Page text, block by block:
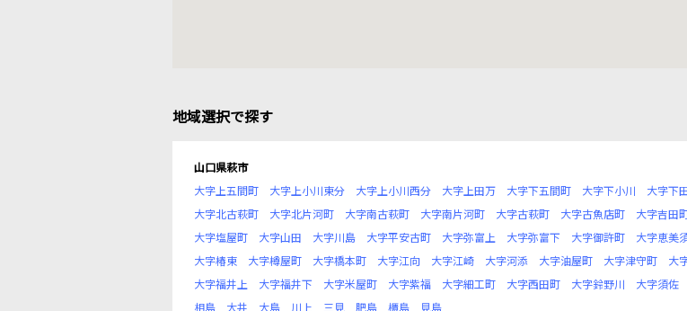
地域選択で探す
山口県萩市
大字上五間町
大字上小川東分 大字上小川西分 大字上田万 大字下五間町 大字下小川 大字下
大字北古萩町
大字北片河町 大字南古萩町 大字南片河町 大字古萩町 大字古魚店町 大字吉田
大字塩屋町
大字山田 大字川島 大字平安古町 大字弥富上 大字弥富下 大字御許町 大字恵美
大字椿東
大字樽屋町 大字橋本町 大字江向 大字江崎 大字河添 大字油屋町 大字津守町 大
大字福井上
大字福井下 大字米屋町 大字紫福 大字細工町 大字西田町 大字鈴野川 大字須佐
相島
大井 大島 川上 三見 肥島 櫃島 見島